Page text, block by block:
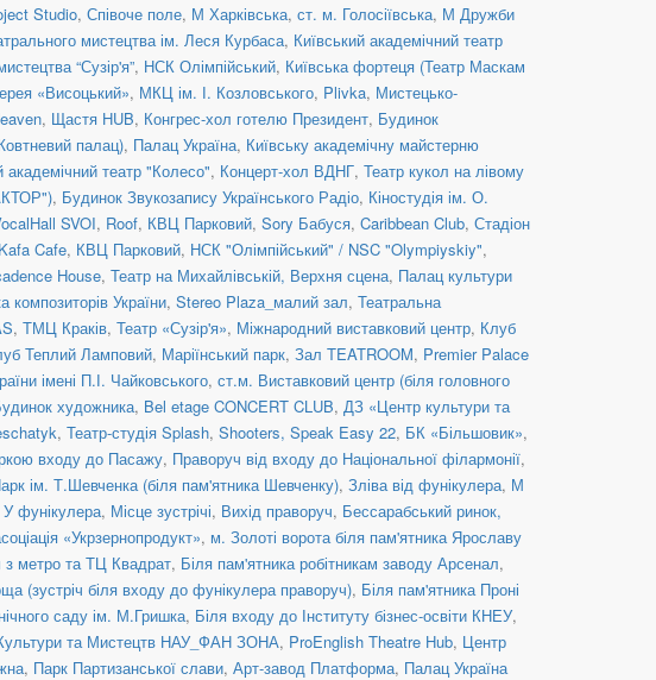
Studio, Співоче поле, М Харківська, ст. м. Голосіївська, М Дружби
мистецтва ім. Леся Курбаса, Київський академічний театр
“Сузір'я”, НСК Олімпійський, Київська фортеця (Театр Маскам
«Висоцький», МКЦ ім. І. Козловського, Plivka, Мистецько-
, Щастя HUB, Конгрес-хол готелю Президент, Будинок
палац), Палац Україна, Київську академічну майстерню
академічний театр "Колесо", Концерт-хол ВДНГ, Театр кукол на лівому
, Будинок Звукозапису Українського Радіо, Кіностудія ім. О.
SVOI, Roof, КВЦ Парковий, Sory Бабуся, Caribbean Club, Стадіон
Cafe, КВЦ Парковий, НСК "Олімпійський" / NSC "Olympiyskiy",
House, Театр на Михайлівській, Верхня сцена, Палац культури
композиторів України, Stereo Plaza_малий зал, Театральна
, ТМЦ Краків, Театр «Сузір'я», Міжнародний виставковий центр, Клуб
Теплий Ламповий, Маріїнський парк, Зал TEATROOM, Premier Palace
імені П.І. Чайковського, ст.м. Виставковий центр (біля головного
художника, Bel etage CONCERT CLUB, ДЗ «Центр культури та
, Театр-студія Splash, Shooters, Speak Easy 22, БК «Більшовик»,
входу до Пасажу, Праворуч від входу до Національної філармонії,
ім. Т.Шевченка (біля пам'ятника Шевченку), Зліва від фунікулера, М
У фунікулера, Місце зустрічі, Вихід праворуч, Бессарабський ринок,
«Укрзернопродукт», м. Золоті ворота біля пам'ятника Ярославу
метро та ТЦ Квадрат, Біля пам'ятника робітникам заводу Арсенал,
(зустріч біля входу до фунікулера праворуч), Біля пам'ятника Проні
саду ім. М.Гришка, Біля входу до Інституту бізнес-освіти КНЕУ,
та Мистецтв НАУ_ФАН ЗОНА, ProEnglish Theatre Hub, Центр
, Парк Партизанської слави, Арт-завод Платформа, Палац Україна